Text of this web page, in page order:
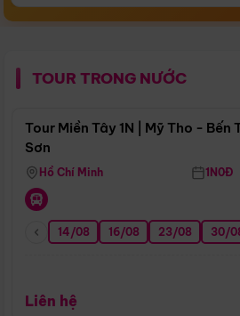
TOUR TRONG NƯỚC
Tour Miền Tây 1N | Mỹ Tho - Bến
Sơn
Hồ Chí Minh 1N0Đ
14/08 16/08 23/08 30/
Liên hệ